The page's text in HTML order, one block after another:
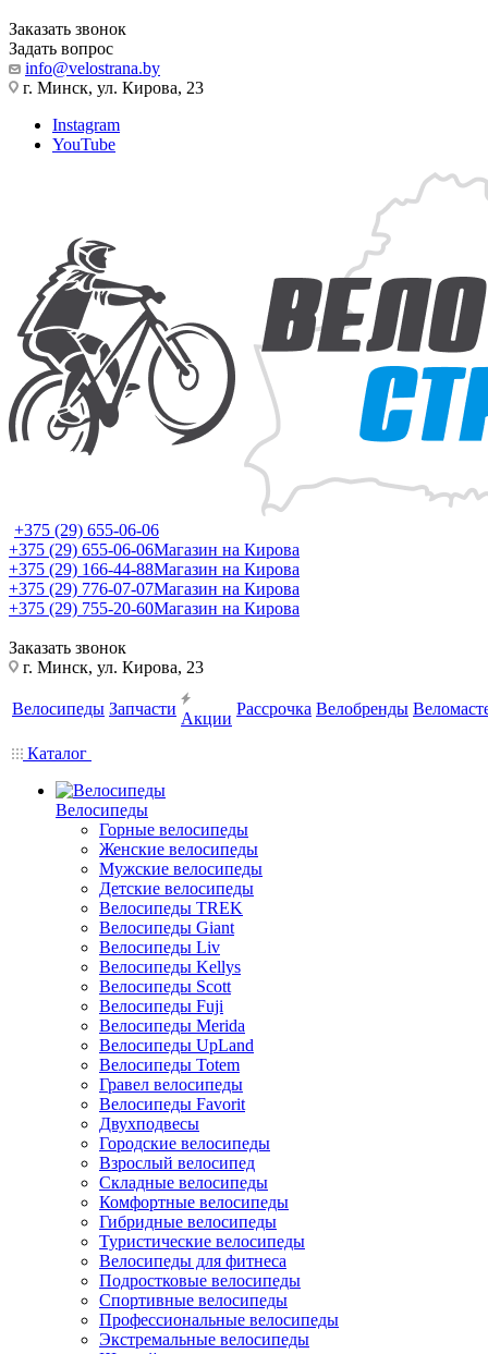
Заказать звонок
Задать вопрос
info@velostrana.by
г. Минск, ул. Кирова, 23
Instagram
YouTube
+375 (29) 655-06-06
+375 (29) 655-06-06Магазин на Кирова
+375 (29) 166-44-88Магазин на Кирова
+375 (29) 776-07-07Магазин на Кирова
+375 (29) 755-20-60Магазин на Кирова
Заказать звонок
г. Минск, ул. Кирова, 23
Велосипеды Запчасти
Акции
Рассрочка Велобренды
Каталог
Велосипеды
Горные велосипеды
Женские велосипеды
Мужские велосипеды
Детские велосипеды
Велосипеды TREK
Велосипеды Giant
Велосипеды Liv
Велосипеды Kellys
Велосипеды Scott
Велосипеды Fuji
Велосипеды Merida
Велосипеды UpLand
Велосипеды Totem
Гравел велосипеды
Велосипеды Favorit
Двухподвесы
Городские велосипеды
Взрослый велосипед
Складные велосипеды
Комфортные велосипеды
Гибридные велосипеды
Туристические велосипеды
Велосипеды для фитнеса
Подростковые велосипеды
Спортивные велосипеды
Профессиональные велосипеды
Экстремальные велосипеды